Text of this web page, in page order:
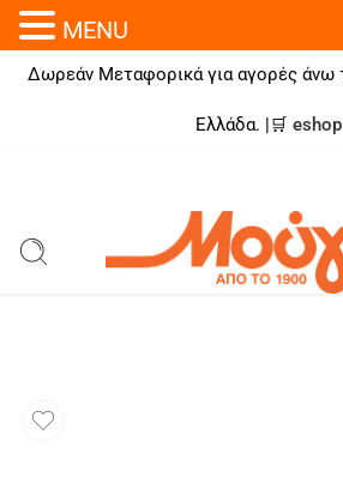
Δωρεάν Μεταφορικά για αγορές άνω
Ελλάδα. |🛒 eshop
MENU